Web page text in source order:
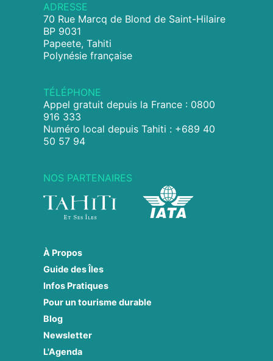
ADRESSE
70 Rue Marcq de Blond de Saint-Hilaire
BP 9031
Papeete, Tahiti
Polynésie française
TÉLÉPHONE
Appel gratuit depuis la France : 0800
916 333
Numéro local depuis Tahiti : +689 40
50 57 94
NOS PARTENAIRES
À Propos
Guide des Îles
Infos Pratiques
Pour un tourisme durable
Blog
Newsletter
L'Agenda